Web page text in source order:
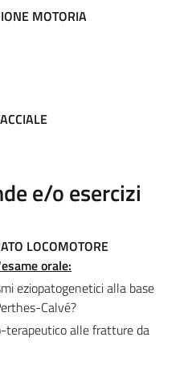
MOTORIA
e/o esercizi
LOCOMOTORE
orale:
eziopatogenetici alla base
Calvé?
terapeutico alle fratture da